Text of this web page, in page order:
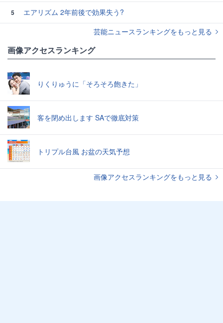
5
エアリズム 2年前後で効果失う?
芸能ニュースランキングをもっと見る
画像アクセスランキング
りくりゅうに「そろそろ飽きた」
客を閉め出します SAで徹底対策
トリプル台風 お盆の天気予想
画像アクセスランキングをもっと見る